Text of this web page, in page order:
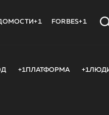
FORBES+1
+1ПЛАТФОРМА